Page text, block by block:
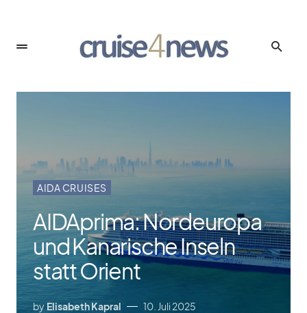
AIDA CRUISES
AIDAprima: Nordeuropa
und Kanarische Inseln
statt Orient
by Elisabeth Kapral 10. Juli 2025